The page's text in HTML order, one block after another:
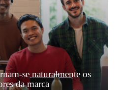
se naturalmente os
da marca